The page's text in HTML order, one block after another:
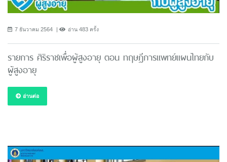
7 ธันวาคม 2564 อ่าน 483 ครั้ง
รายการ ศิริราชเพื่อผู้สูงอายุ ตอน ทฤษฎีการแพทย์แผนไทยกับ
ผู้สูงอายุ
อ่านต่อ